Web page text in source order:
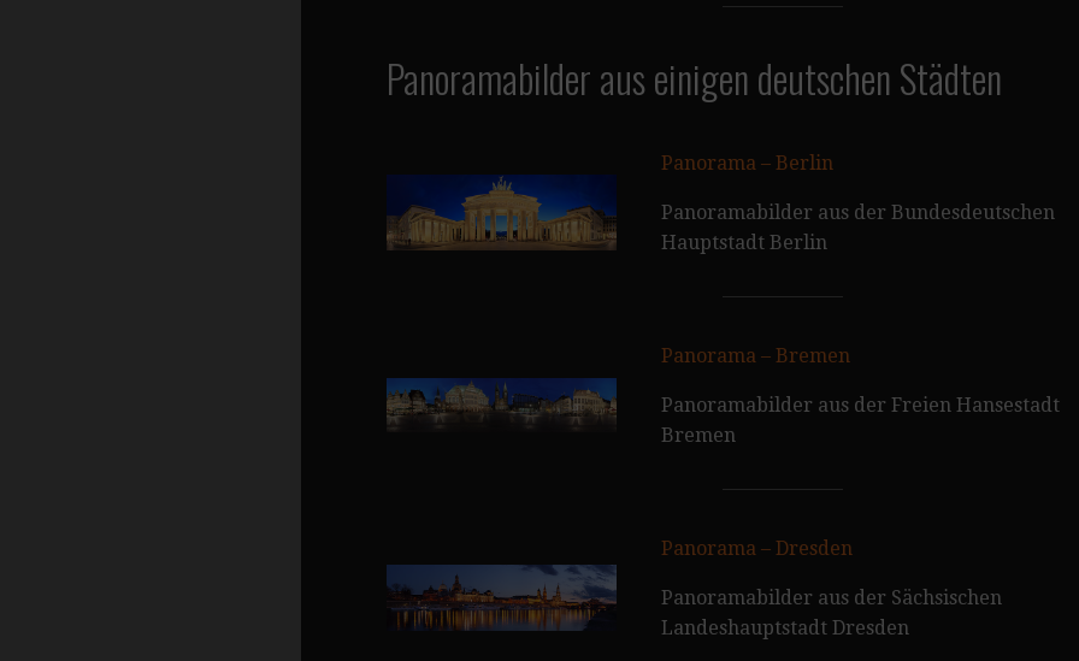
Panoramabilder aus einigen deutschen Städten
Panorama – Berlin
Panoramabilder aus der Bundesdeutschen
Hauptstadt Berlin
Panorama – Bremen
Panoramabilder aus der Freien Hansestadt
Bremen
Panorama – Dresden
Panoramabilder aus der Sächsischen
Landeshauptstadt Dresden